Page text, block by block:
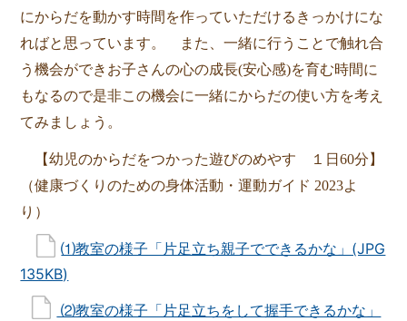
にからだを動かす時間を作っていただけるきっかけにな
ればと思っています。
また、一緒に行うことで触れ合
う機会ができお子さんの心の成長(安心感)を育む時間に
もなるので是非この機会に一緒にからだの使い方を考え
てみましょう。
【幼児のからだをつかった遊びのめやす １日60分】
（健康づくりのための身体活動・運動ガイド 2023よ
り）
⑴教室の様子「片足立ち親子でできるかな」(JPG
135KB)
⑵教室の様子「片足立ちをして握手できるかな」